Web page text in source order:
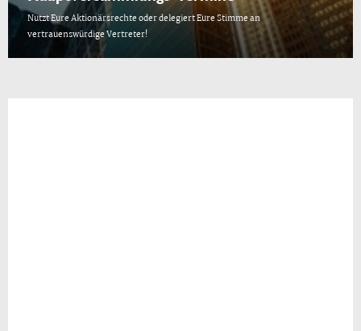
Nutzt Eure Aktionärsrechte oder delegiert Eure Stimme an
vertrauenswürdige Vertreter!